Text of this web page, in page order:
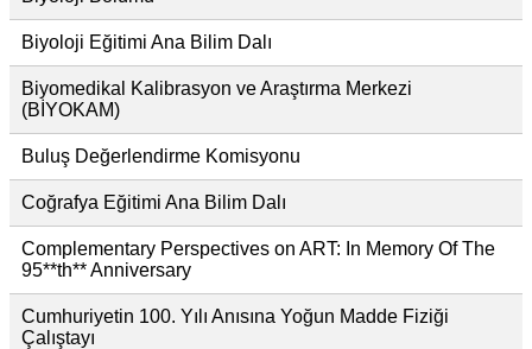
Biyoloji Eğitimi Ana Bilim Dalı
Biyomedikal Kalibrasyon ve Araştırma Merkezi
(BİYOKAM)
Buluş Değerlendirme Komisyonu
Coğrafya Eğitimi Ana Bilim Dalı
Complementary Perspectives on ART: In Memory Of The
95**th** Anniversary
Cumhuriyetin 100. Yılı Anısına Yoğun Madde Fiziği
Çalıştayı